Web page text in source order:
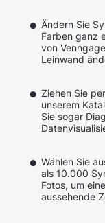
Ändern Sie
Farben ganz
von
Leinwand
Ziehen Sie
unserem
Sie sogar
Wählen Sie
als 10.000
Fotos, um
aussehende